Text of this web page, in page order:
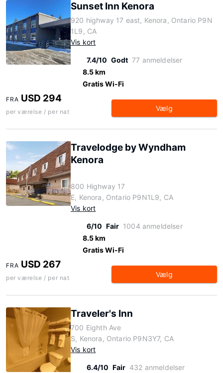
Sunset Inn Kenora
920 highway 17 east, Kenora, Ontario P9N
1L9, CA
Vis kort
7.4/10 Godt 77 anmeldelser
8.5 km
Gratis Wi-Fi
FRA USD 294
per værelse / per nat Vælg
Travelodge by Wyndham
Kenora
800 Highway 17
E, Kenora, Ontario P9N1L9, CA
Vis kort
6/10 Fair 1004 anmeldelser
8.5 km
Gratis Wi-Fi
FRA USD 267
per værelse / per nat Vælg
Traveler's Inn
700 Eighth Ave
S, Kenora, Ontario P9N3Y7, CA
Vis kort
6.4/10 Fair 432 anmeldelser